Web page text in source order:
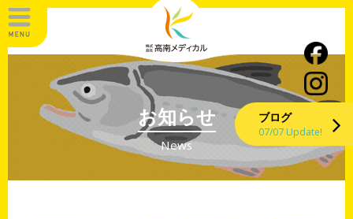
お知らせ
News
ブログ
07/07 Update!